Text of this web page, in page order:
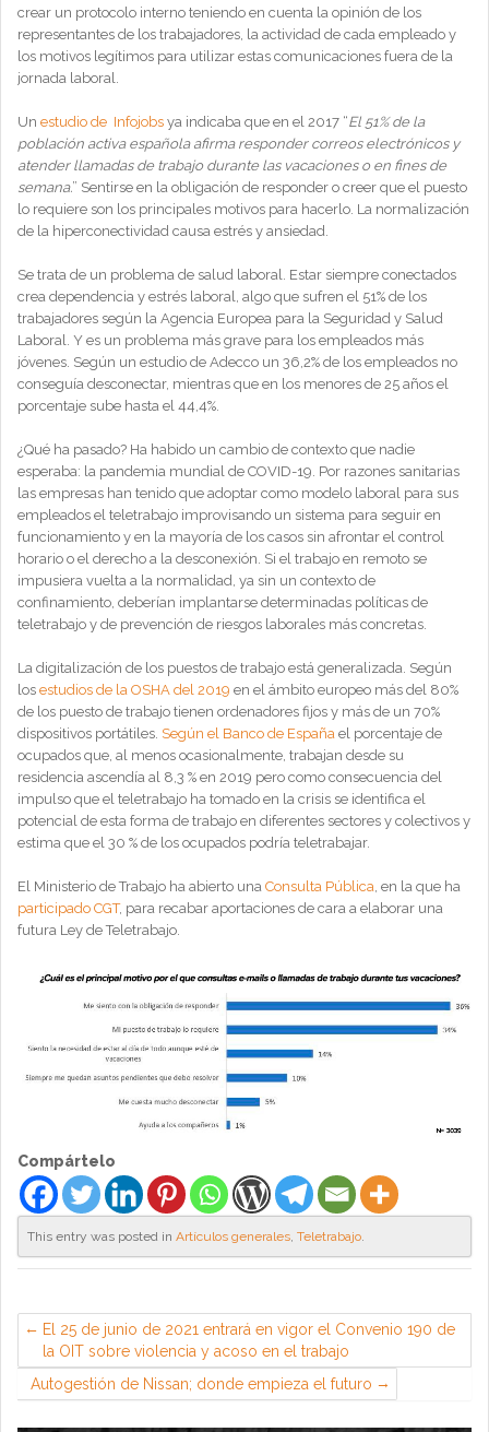
crear un protocolo interno teniendo en cuenta la opinión de los
representantes de los trabajadores, la actividad de cada empleado y
los motivos legítimos para utilizar estas comunicaciones fuera de la
jornada laboral.
Un estudio de Infojobs ya indicaba que en el 2017 “El 51% de la
población activa española afirma responder correos electrónicos y
atender llamadas de trabajo durante las vacaciones o en fines de
semana.” Sentirse en la obligación de responder o creer que el puesto
lo requiere son los principales motivos para hacerlo. La normalización
de la hiperconectividad causa estrés y ansiedad.
Se trata de un problema de salud laboral. Estar siempre conectados
crea dependencia y estrés laboral, algo que sufren el 51% de los
trabajadores según la Agencia Europea para la Seguridad y Salud
Laboral. Y es un problema más grave para los empleados más
jóvenes. Según un estudio de Adecco un 36,2% de los empleados no
conseguía desconectar, mientras que en los menores de 25 años el
porcentaje sube hasta el 44,4%.
¿Qué ha pasado? Ha habido un cambio de contexto que nadie
esperaba: la pandemia mundial de COVID-19. Por razones sanitarias
las empresas han tenido que adoptar como modelo laboral para sus
empleados el teletrabajo improvisando un sistema para seguir en
funcionamiento y en la mayoría de los casos sin afrontar el control
horario o el derecho a la desconexión. Si el trabajo en remoto se
impusiera vuelta a la normalidad, ya sin un contexto de
confinamiento, deberían implantarse determinadas políticas de
teletrabajo y de prevención de riesgos laborales más concretas.
La digitalización de los puestos de trabajo está generalizada. Según
los estudios de la OSHA del 2019 en el ámbito europeo más del 80%
de los puesto de trabajo tienen ordenadores fijos y más de un 70%
dispositivos portátiles. Según el Banco de España el porcentaje de
ocupados que, al menos ocasionalmente, trabajan desde su
residencia ascendía al 8,3 % en 2019 pero como consecuencia del
impulso que el teletrabajo ha tomado en la crisis se identifica el
potencial de esta forma de trabajo en diferentes sectores y colectivos y
estima que el 30 % de los ocupados podría teletrabajar.
El Ministerio de Trabajo ha abierto una Consulta Pública, en la que ha
participado CGT, para recabar aportaciones de cara a elaborar una
futura Ley de Teletrabajo.
Compártelo
This entry was posted in Artículos generales Teletrabajo
El 25 de junio de 2021 entrará en vigor el Convenio 190 de
la OIT sobre violencia y acoso en el trabajo
Autogestión de Nissan; donde empieza el futuro